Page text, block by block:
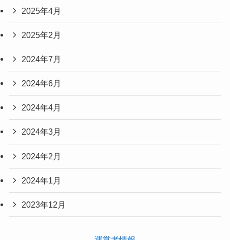
2025年4月
2025年2月
2024年7月
2024年6月
2024年4月
2024年3月
2024年2月
2024年1月
2023年12月